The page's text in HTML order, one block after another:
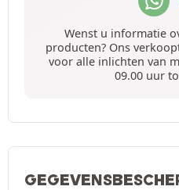
Wenst u informatie
producten? Ons
voor alle inlichten van
09.00 uur